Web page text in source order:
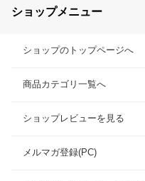
ショップメニュー
ショップのトップページへ
商品カテゴリ一覧へ
ショップレビューを見る
メルマガ登録(PC)